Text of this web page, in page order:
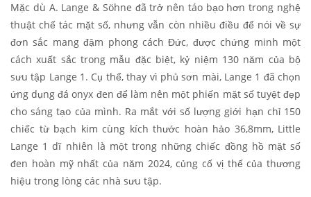
Mặc dù A. Lange & Söhne đã trở nên táo bạo hơn trong nghệ
thuật chế tác mặt số, nhưng vẫn còn nhiều điều để nói về sự
đơn sắc mang đậm phong cách Đức, được chứng minh một
cách xuất sắc trong mẫu đặc biệt, kỷ niệm 130 năm của bộ
sưu tập Lange 1. Cụ thể, thay vì phủ sơn mài, Lange 1 đã chọn
ứng dụng đá onyx đen để làm nên một phiến mặt số tuyệt đẹp
cho sáng tạo của mình. Ra mắt với số lượng giới hạn chỉ 150
chiếc từ bạch kim cùng kích thước hoàn hảo 36,8mm, Little
Lange 1 dĩ nhiên là một trong những chiếc đồng hồ mặt số
đen hoàn mỹ nhất của năm 2024, củng cố vị thế của thương
hiệu trong lòng các nhà sưu tập.